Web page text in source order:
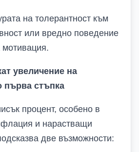
на толерантност към
или вредно поведение
мотивация.
увеличение на
първа стъпка
процент, особено в
и нарастващи
две възможности: